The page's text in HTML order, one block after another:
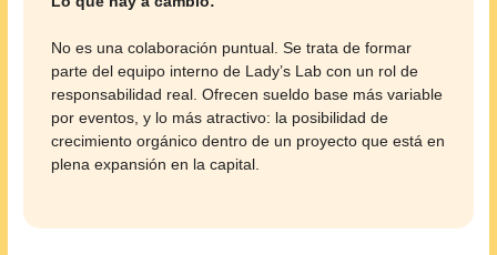
No es una colaboración puntual. Se trata de formar
parte del equipo interno de Lady’s Lab con un rol de
responsabilidad real. Ofrecen sueldo base más variable
por eventos, y lo más atractivo: la posibilidad de
crecimiento orgánico dentro de un proyecto que está en
plena expansión en la capital.